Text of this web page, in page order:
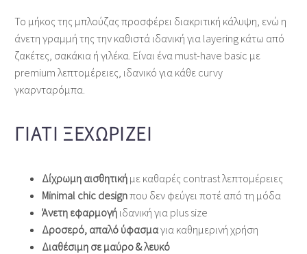
Το μήκος της μπλούζας προσφέρει διακριτική κάλυψη, ενώ η
άνετη γραμμή της την καθιστά ιδανική για layering κάτω από
ζακέτες, σακάκια ή γιλέκα. Είναι ένα must‑have basic με
premium λεπτομέρειες, ιδανικό για κάθε curvy
γκαρνταρόμπα.
ΓΙΑΤΊ ΞΕΧΩΡΊΖΕΙ
Δίχρωμη αισθητική με καθαρές contrast λεπτομέρειες
Minimal chic designπου δεν φεύγει ποτέ από τη μόδα
Άνετη εφαρμογή ιδανική για plus size
Δροσερό, απαλό ύφασμαγια καθημερινή χρήση
Διαθέσιμη σε μαύρο & λευκό